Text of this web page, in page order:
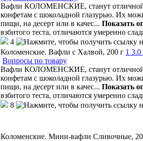
Вафли КОЛОМЕНСКИЕ, станут отличной
конфетам с шоколадной глазурью. Их
пищи, на десерт или в качес... Показать
взбитого теста, отличаются умеренно
4
Коломенские. Вафли с Халвой, 200 г 1 3.0
Вопросы по товару
Вафли КОЛОМЕНСКИЕ, станут отличной
конфетам с шоколадной глазурью. Их
пищи, на десерт или в качес... Показать
взбитого теста, отличаются умеренно
8
Коломенские. Мини-вафли Сливочные,